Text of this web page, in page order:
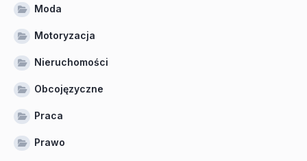
Moda
Motoryzacja
Nieruchomości
Obcojęzyczne
Praca
Prawo